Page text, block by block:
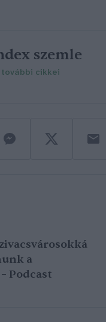
szemle
cikkei
a
Podcast